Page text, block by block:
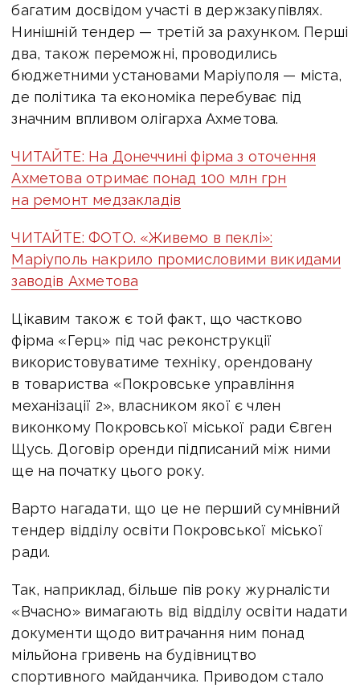
багатим досвідом участі в держзакупівлях.
Нинішній тендер — третій за рахунком. Перші
два, також переможні, проводились
бюджетними установами Маріуполя — міста,
де політика та економіка перебуває під
значним впливом олігарха Ахметова.
ЧИТАЙТЕ: На Донеччині фірма з оточення
Ахметова отримає понад 100 млн грн
на ремонт медзакладів
ЧИТАЙТЕ: ФОТО. «Живемо в пеклі»:
Маріуполь накрило промисловими викидами
заводів Ахметова
Цікавим також є той факт, що частково
фірма «Герц» під час реконструкції
використовуватиме техніку, орендовану
в товариства «Покровське управління
механізації 2», власником якої є член
виконкому Покровської міської ради Євген
Щусь. Договір оренди підписаний між ними
ще на початку цього року.
Варто нагадати, що це не перший сумнівний
тендер відділу освіти Покровської міської
ради.
Так, наприклад, більше пів року журналісти
«Вчасно» вимагають від відділу освіти надати
документи щодо витрачання ним понад
мільйона гривень на будівництво
спортивного майданчика. Приводом стало